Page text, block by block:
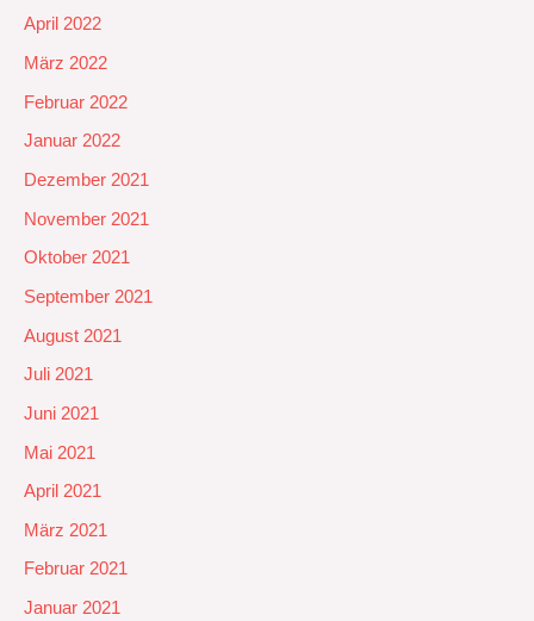
April 2022
März 2022
Februar 2022
Januar 2022
Dezember 2021
November 2021
Oktober 2021
September 2021
August 2021
Juli 2021
Juni 2021
Mai 2021
April 2021
März 2021
Februar 2021
Januar 2021